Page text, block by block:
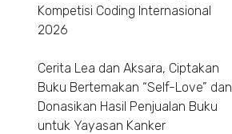
Kompetisi Coding Internasional
2026
Cerita Lea dan Aksara, Ciptakan
Buku Bertemakan “Self-Love” dan
Donasikan Hasil Penjualan Buku
untuk Yayasan Kanker